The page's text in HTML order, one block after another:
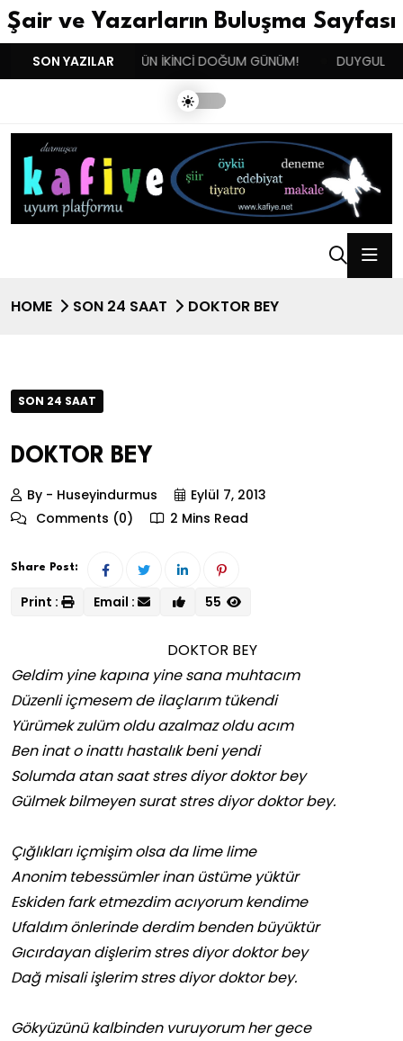
Şair ve Yazarların Buluşma Sayfası
SON YAZILAR
BENIM BUGÜN İKİNCİ DOĞUM GÜNÜM! DUYGULARIN
HOME SON 24 SAAT DOKTOR BEY
SON 24 SAAT
DOKTOR BEY
By - Huseyindurmus
Eylül 7, 2013
Comments (0)
2 Mins Read
Share Post:
Print : Email : 55
DOKTOR BEY
Geldim yine kapına yine sana muhtacım
Düzenli içmesem de ilaçlarım tükendi
Yürümek zulüm oldu azalmaz oldu acım
Ben inat o inattı hastalık beni yendi
Solumda atan saat stres diyor doktor bey
Gülmek bilmeyen surat stres diyor doktor bey.
Çığlıkları içmişim olsa da lime lime
Anonim tebessümler inan üstüme yüktür
Eskiden fark etmezdim acıyorum kendime
Ufaldım önlerinde derdim benden büyüktür
Gıcırdayan dişlerim stres diyor doktor bey
Dağ misali işlerim stres diyor doktor bey.
Gökyüzünü kalbinden vuruyorum her gece